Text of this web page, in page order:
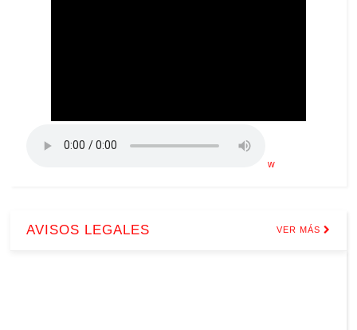
w
AVISOS LEGALES VER MÁS